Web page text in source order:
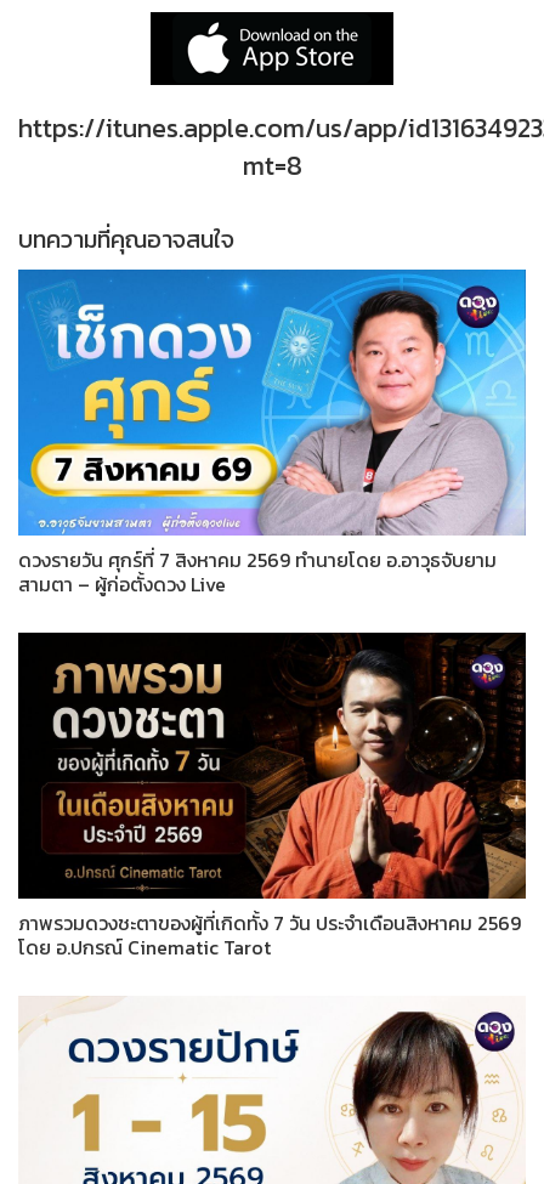
https://itunes.apple.com/us/app/
mt=8
บทความที่คุณอาจสนใจ
ดวงรายวัน ศุกร์ที่ 7 สิงหาคม 2569 ทำนายโดย อ.อาวุธจับยาม
สามตา – ผู้ก่อตั้งดวง Live
ภาพรวมดวงชะตาของผู้ที่เกิดทั้ง 7 วัน ประจำเดือนสิงหาคม 2569
โดย อ.ปกรณ์ Cinematic Tarot